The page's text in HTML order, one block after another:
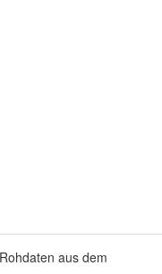
aus dem